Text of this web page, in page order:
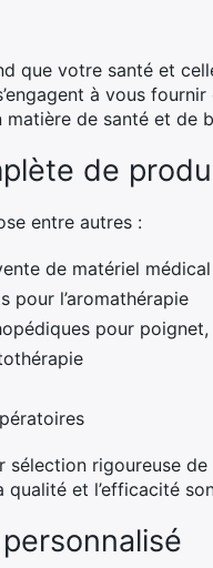
que votre santé et
à vous
de santé et de
de
entre autres :
de matériel médical
pour l’aromathérapie
pour poignet,
sélection rigoureuse
qualité et l’efficacité